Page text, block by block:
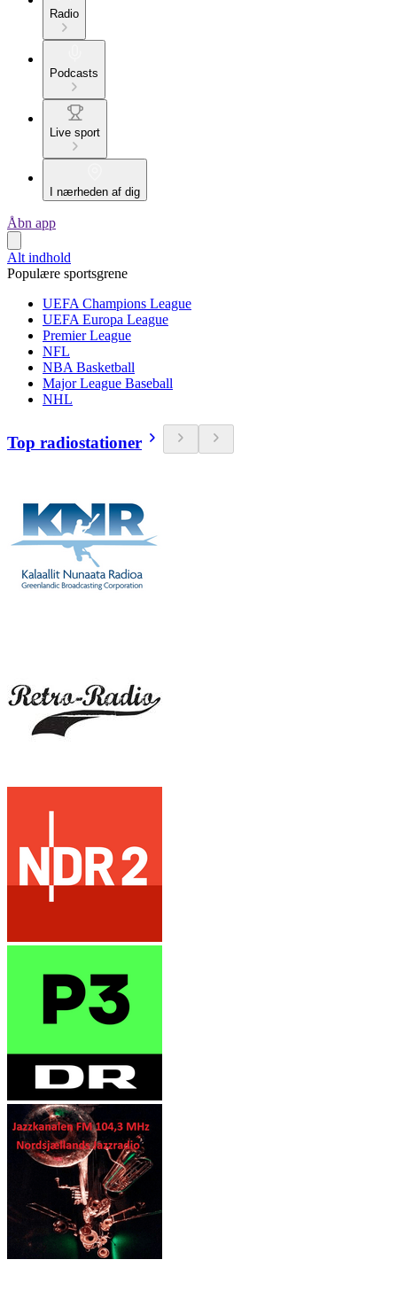
Radio
Podcasts
Live sport
I nærheden af dig
Åbn app
Alt indhold
Populære sportsgrene
UEFA Champions League
UEFA Europa League
Premier League
NFL
NBA Basketball
Major League Baseball
NHL
Top radiostationer